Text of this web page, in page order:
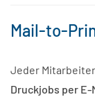
Mail-to-
Jeder
Druckjobs per